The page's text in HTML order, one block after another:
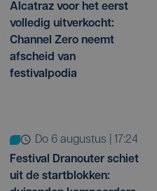
Alcatraz voor het eerst
volledig uitverkocht:
Channel Zero neemt
afscheid van
festivalpodia
do 6 augustus | 17:24
Festival Dranouter schiet
uit de startblokken: